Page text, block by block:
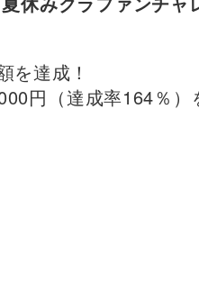
を達成！
円（達成率164％